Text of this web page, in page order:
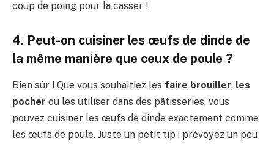
coup de poing pour la casser !
4. Peut-on cuisiner les œufs de dinde de
la même manière que ceux de poule ?
Bien sûr ! Que vous souhaitiez les faire brouiller, les
pocher ou les utiliser dans des pâtisseries, vous
pouvez cuisiner les œufs de dinde exactement comme
les œufs de poule. Juste un petit tip : prévoyez un peu